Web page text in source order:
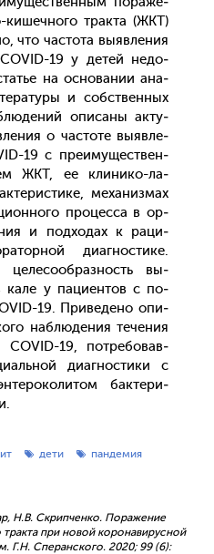
трак­та (ЖКТ)
что час­то­та вы­яв­ле­ния
19 у де­тей не­до­
на ос­но­вании ана­
и собс­твен­ных
опи­саны ак­ту­
о час­то­те вы­яв­ле­
19 с пре­иму­щес­твен­
ЖКТ, ее кли­нико-ла­
ме­ханиз­мах
про­цес­са в ор­
и под­хо­дах к ра­ци­
ди­аг­ности­ке.
це­лесо­об­разность вы­
ка­ле у па­ци­ен­тов с по­
19. При­веде­но опи­
наб­лю­дения те­чения
19, пот­ре­бовав­
ди­аг­ности­ки с
бак­те­ри­
дети
пандемия
Н.В. Скрипченко. Поражение
при новой коронавирусной
Г.Н. Сперанского. 2020; 99 (6):